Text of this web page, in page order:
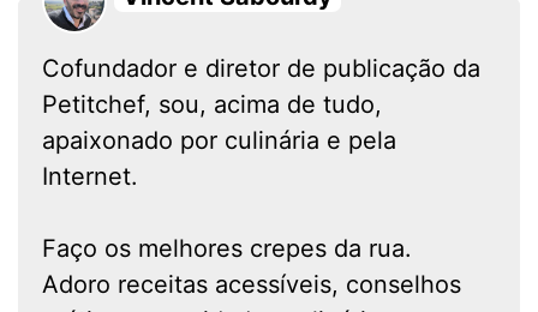
Cofundador e diretor de publicação da
Petitchef, sou, acima de tudo,
apaixonado por culinária e pela
Internet.
Faço os melhores crepes da rua.
Adoro receitas acessíveis, conselhos